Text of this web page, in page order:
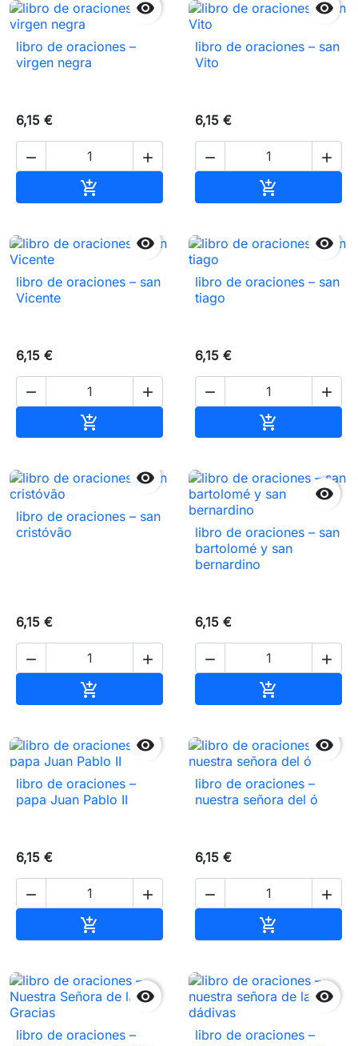

libro de oraciones –
virgen negra
6,15 €
 


libro de oraciones – san
Vito
6,15 €
 


libro de oraciones – san
Vicente
6,15 €
 


libro de oraciones – san
tiago
6,15 €
 


libro de oraciones – san
cristóvão
6,15 €
 


libro de oraciones – san
bartolomé y san
bernardino
6,15 €
 


libro de oraciones –
papa Juan Pablo II
6,15 €
 


libro de oraciones –
nuestra señora del ó
6,15 €
 


libro de oraciones –

libro de oraciones –